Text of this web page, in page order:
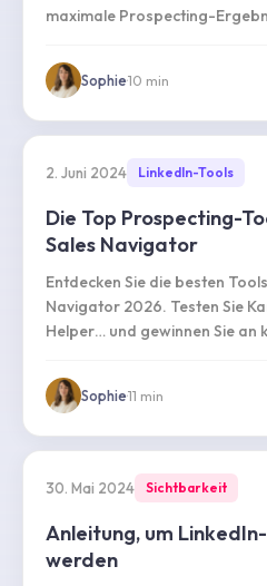
maximale Prospecting-
Sophie·10 min
2. Juni 2024 LinkedIn-Tools
Die Top Prospecting-
Sales Navigator
Entdecken Sie die besten
Navigator 2026. Testen Sie
Helper… und gewinnen Sie an
Sophie·11 min
30. Mai 2024 Sichtbarkeit
Anleitung, um
werden